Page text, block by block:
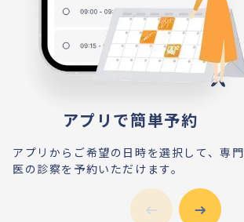
アプリで簡単予約
アプリからご希望の日時を選択して、専門
医の診察を予約いただけます。